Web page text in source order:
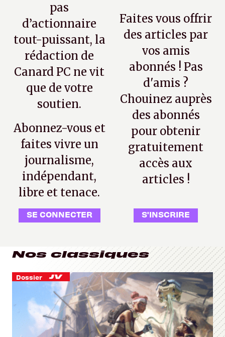
pas
d’actionnaire
tout-puissant, la
rédaction de
Canard PC ne vit
que de votre
soutien.
Abonnez-vous et
faites vivre un
journalisme,
indépendant,
libre et tenace.
SE CONNECTER
Faites vous offrir
des articles par
vos amis
abonnés ! Pas
d'amis ?
Chouinez auprès
des abonnés
pour obtenir
gratuitement
accès aux
articles !
S'INSCRIRE
Nos classiques
Dossier